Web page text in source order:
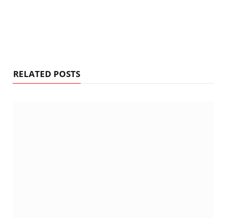
RELATED POSTS